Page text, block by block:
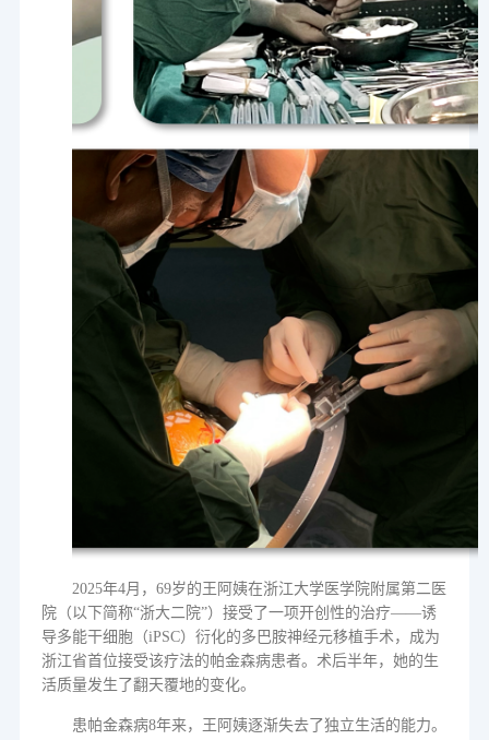
2025年4月， 69岁的王阿姨在浙江大学医学院附属第二医
院（以下简称“浙大二院”）接受了一项开创性的治疗——诱
导多能干细胞（iPSC）衍化的多巴胺神经元移植手术，成为
浙江省首位接受该疗法的帕金森病患者。术后半年，她的生
活质量发生了翻天覆地的变化。
患帕金森病8年来，王阿姨逐渐失去了独立生活的能力。